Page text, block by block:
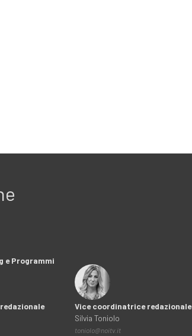
e Programmi
Vice coordinatrice redazionale
Silvia Toniolo
toniolo@noitv.it